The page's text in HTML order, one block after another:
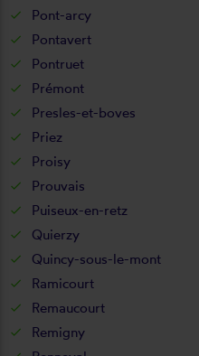
Pont-arcy
Pontavert
Pontruet
Prémont
Presles-et-boves
Priez
Proisy
Prouvais
Puiseux-en-retz
Quierzy
Quincy-sous-le-mont
Ramicourt
Remaucourt
Remigny